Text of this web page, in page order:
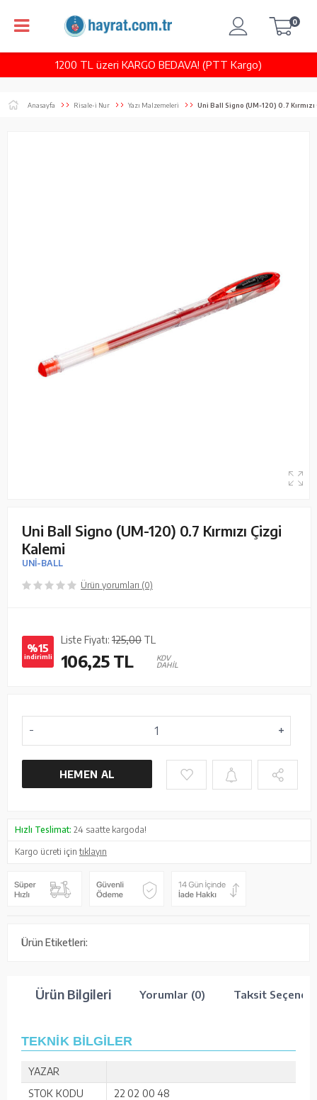
1200 TL üzeri KARGO BEDAVA! (PTT Kargo)
0
Anasayfa Risale-i Nur Yazı Malzemeleri Uni Ball Signo (UM-120) 0.7
Uni Ball Signo (UM-120) 0.7 Kırmızı Çizgi
Kalemi
UNİ-BALL
Ürün yorumları (0)
%15
indirimli
Liste Fiyatı: 125,00 TL
106,25TL
KDV
DAHİL
HEMEN AL
Hızlı Teslimat: 24 saatte kargoda!
Kargo ücreti içintıklayın
Ürün Etiketleri:
Ürün Bilgileri Yorumlar (0) Taksit
TEKNİK BİLGİLER
YAZAR
STOK KODU
22 02 00 48